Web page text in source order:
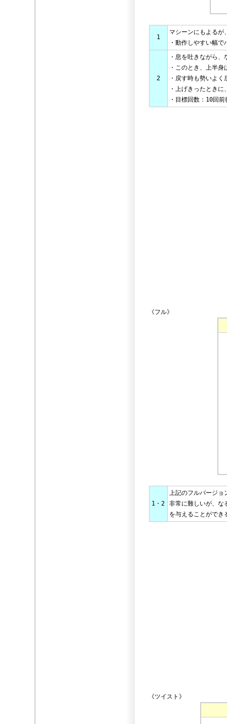
1
マシーンにもよるが
・動作しやすい幅
2
・息を吐きながら
・このとき、上半
・戻す時も勢いよ
・上げきったとき
・目標回数：10回
《フル》
1・2
上記のフルバージョ
非常に難しいが、な
を与えることができ
《ツイスト》